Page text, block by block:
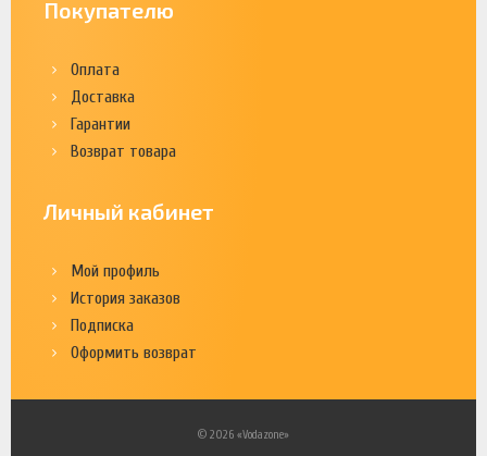
Покупателю
Оплата
Доставка
Гарантии
Возврат товара
Личный кабинет
Мой профиль
История заказов
Подписка
Оформить возврат
© 2026 «Vodazone»